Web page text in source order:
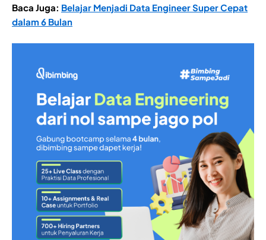
Baca Juga: Belajar Menjadi Data Engineer Super Cepat
dalam 6 Bulan